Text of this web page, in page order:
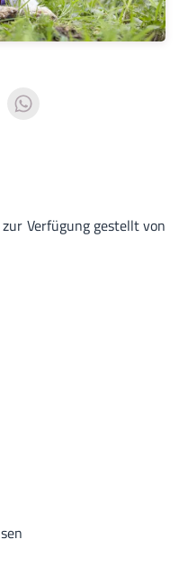
Verfügung gestellt von